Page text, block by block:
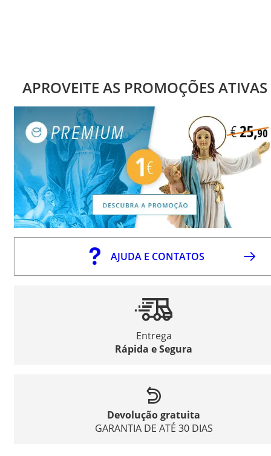
APROVEITE AS PROMOÇÕES ATIVAS
AJUDA E CONTATOS
Entrega
Rápida e Segura
Devolução gratuita
GARANTIA DE ATÉ 30 DIAS